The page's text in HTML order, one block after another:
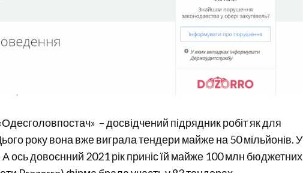
– досвідчений підрядник робіт як для
Цього року вона вже виграла тендери майже на 50 мільйонів. У
ось довоєнний 2021 рік приніс їй майже 100 млн бюджетних